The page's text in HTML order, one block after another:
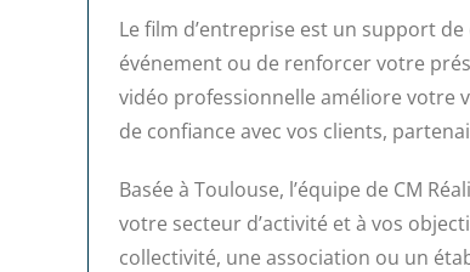
Le film d’entreprise est un support
événement ou de renforcer votre
vidéo professionnelle améliore votre
de confiance avec vos clients,
Basée à Toulouse, l’équipe de CM
votre secteur d’activité et à vos
collectivité, une association ou un